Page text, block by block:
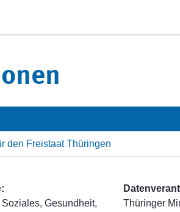
den Freistaat Thüringen
Gesundheit,
Thüringer